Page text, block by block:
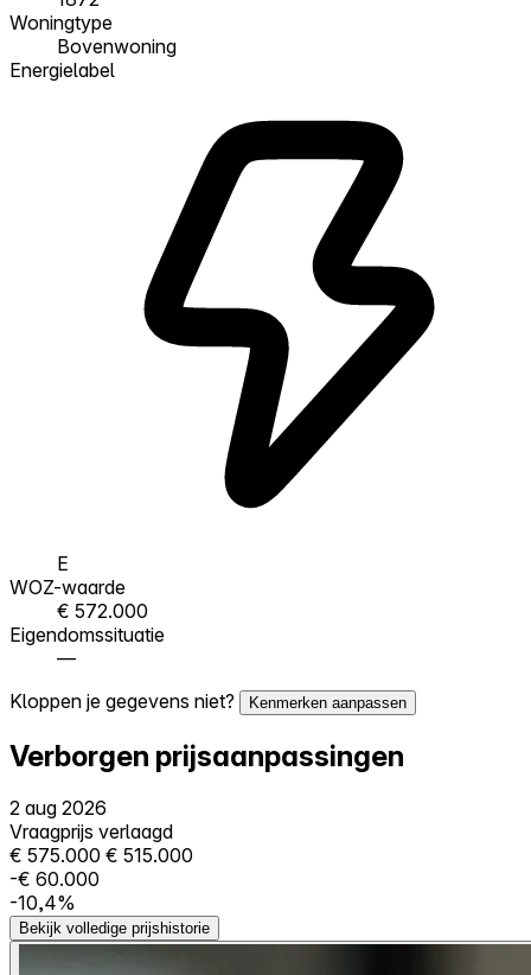
Woningtype
Bovenwoning
Energielabel
E
WOZ-waarde
€ 572.000
Eigendomssituatie
—
Kloppen je gegevens niet?
Kenmerken aanpassen
Verborgen prijsaanpassingen
2 aug 2026
Vraagprijs verlaagd
€ 575.000 € 515.000
-€ 60.000
-10,4%
Bekijk volledige prijshistorie